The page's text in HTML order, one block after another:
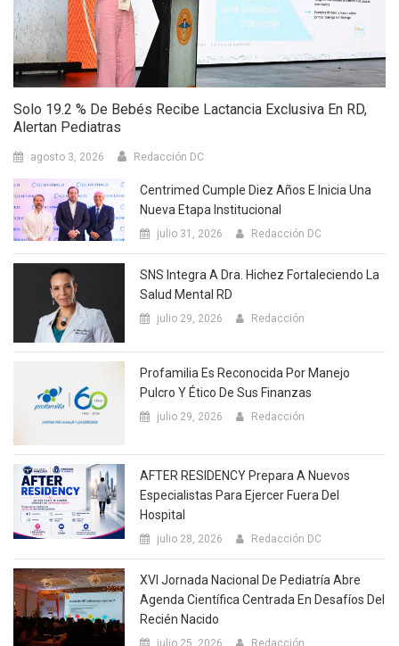
Solo 19.2 % De Bebés Recibe Lactancia Exclusiva En RD,
Alertan Pediatras
agosto 3, 2026 Redacción DC
Centrimed Cumple Diez Años E Inicia Una
Nueva Etapa Institucional
julio 31, 2026 Redacción DC
SNS Integra A Dra. Hichez Fortaleciendo La
Salud Mental RD
julio 29, 2026 Redacción
Profamilia Es Reconocida Por Manejo
Pulcro Y Ético De Sus Finanzas
julio 29, 2026 Redacción
AFTER RESIDENCY Prepara A Nuevos
Especialistas Para Ejercer Fuera Del
Hospital
julio 28, 2026 Redacción DC
XVI Jornada Nacional De Pediatría Abre
Agenda Científica Centrada En Desafíos Del
Recién Nacido
julio 25, 2026 Redacción